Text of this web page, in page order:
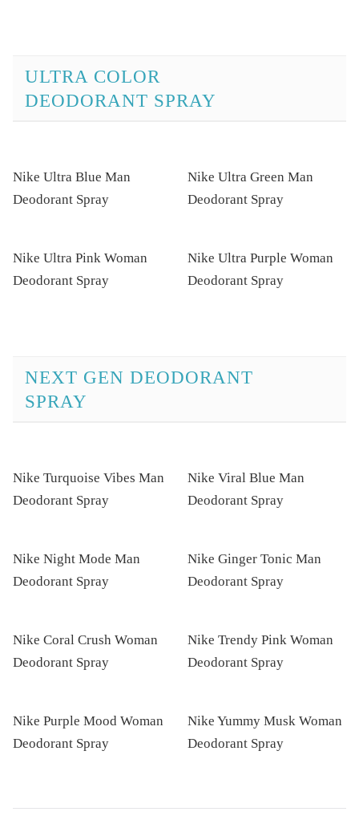
ULTRA COLOR
DEODORANT SPRAY
Nike Ultra Blue Man
Deodorant Spray
Nike Ultra Green Man
Deodorant Spray
Nike Ultra Pink Woman
Deodorant Spray
Nike Ultra Purple Woman
Deodorant Spray
NEXT GEN DEODORANT
SPRAY
Nike Turquoise Vibes Man
Deodorant Spray
Nike Viral Blue Man
Deodorant Spray
Nike Night Mode Man
Deodorant Spray
Nike Ginger Tonic Man
Deodorant Spray
Nike Coral Crush Woman
Deodorant Spray
Nike Trendy Pink Woman
Deodorant Spray
Nike Purple Mood Woman
Deodorant Spray
Nike Yummy Musk Woman
Deodorant Spray